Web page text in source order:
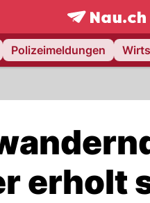
frontpage.
Polizeimeldungen
erholt